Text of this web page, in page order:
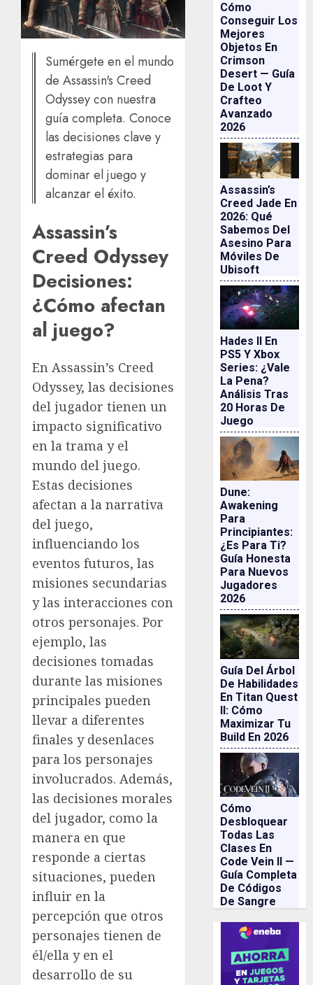
Sumérgete en el mundo
de Assassin's Creed
Odyssey con nuestra
guía completa. Conoce
las decisiones clave y
estrategias para
dominar el juego y
alcanzar el éxito.
Assassin’s
Creed Odyssey
Decisiones:
¿Cómo afectan
al juego?
En Assassin’s Creed
Odyssey, las decisiones
del jugador tienen un
impacto significativo
en la trama y el
mundo del juego.
Estas decisiones
afectan a la narrativa
del juego,
influenciando los
eventos futuros, las
misiones secundarias
y las interacciones con
otros personajes. Por
ejemplo, las
decisiones tomadas
durante las misiones
principales pueden
llevar a diferentes
finales y desenlaces
para los personajes
involucrados. Además,
las decisiones morales
del jugador, como la
manera en que
responde a ciertas
situaciones, pueden
influir en la
percepción que otros
personajes tienen de
él/ella y en el
desarrollo de su
Cómo
Conseguir Los
Mejores
Objetos En
Crimson
Desert — Guía
De Loot Y
Crafteo
Avanzado
2026
Assassin’s
Creed Jade En
2026: Qué
Sabemos Del
Asesino Para
Móviles De
Ubisoft
Hades II En
PS5 Y Xbox
Series: ¿vale
La Pena?
Análisis Tras
20 Horas De
Juego
Dune:
Awakening
Para
Principiantes:
¿es Para Ti?
Guía Honesta
Para Nuevos
Jugadores
2026
Guía Del Árbol
De Habilidades
En Titan Quest
II: Cómo
Maximizar Tu
Build En 2026
Cómo
Desbloquear
Todas Las
Clases En
Code Vein II —
Guía Completa
De Códigos
De Sangre